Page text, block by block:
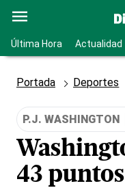
Última Hora Actualidad
Portada Deportes
P.J. WASHINGTON
43